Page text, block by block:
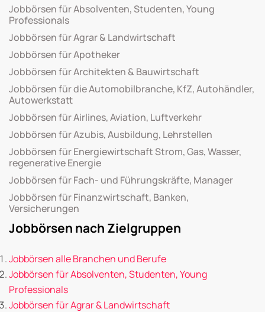
Jobbörsen für Absolventen, Studenten, Young
Professionals
Jobbörsen für Agrar & Landwirtschaft
Jobbörsen für Apotheker
Jobbörsen für Architekten & Bauwirtschaft
Jobbörsen für die Automobilbranche, KfZ, Autohändler,
Autowerkstatt
Jobbörsen für Airlines, Aviation, Luftverkehr
Jobbörsen für Azubis, Ausbildung, Lehrstellen
Jobbörsen für Energiewirtschaft Strom, Gas, Wasser,
regenerative Energie
Jobbörsen für Fach- und Führungskräfte, Manager
Jobbörsen für Finanzwirtschaft, Banken,
Versicherungen
Jobbörsen nach Zielgruppen
Jobbörsen alle Branchen und Berufe
Jobbörsen für Absolventen, Studenten, Young
Professionals
Jobbörsen für Agrar & Landwirtschaft